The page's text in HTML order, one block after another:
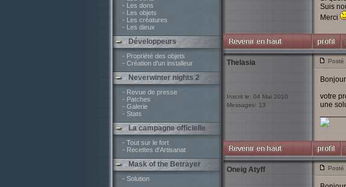
- Les dons
- Les objets
- Les créatures
- Les dieux
Développeurs
- Propriété des objets
- Création d'un installeur
Neverwinter nights 2
- Revue de presse
- Patches
- Galerie
- Stats
La campagne officielle
- Tout sur le fort
- Recettes d'Artisanat
Mask of the Betrayer
- Solution
Suis
Merci
Thelasia
Inscrit le: 04 Mai 2010
Messages: 13
Posté
votre
une
Oneig Atyff Posté